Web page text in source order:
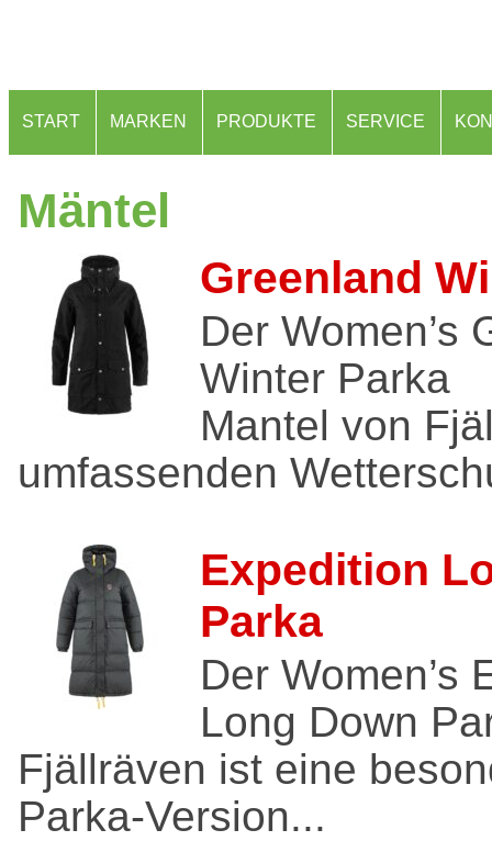
START MARKEN PRODUKTE SERVICE
Mäntel
Greenland
Der Women’s
Winter Parka
Mantel von
umfassenden
Expedition
Parka
Der Women’s
Long Down
Fjällräven ist eine
Parka-Version...